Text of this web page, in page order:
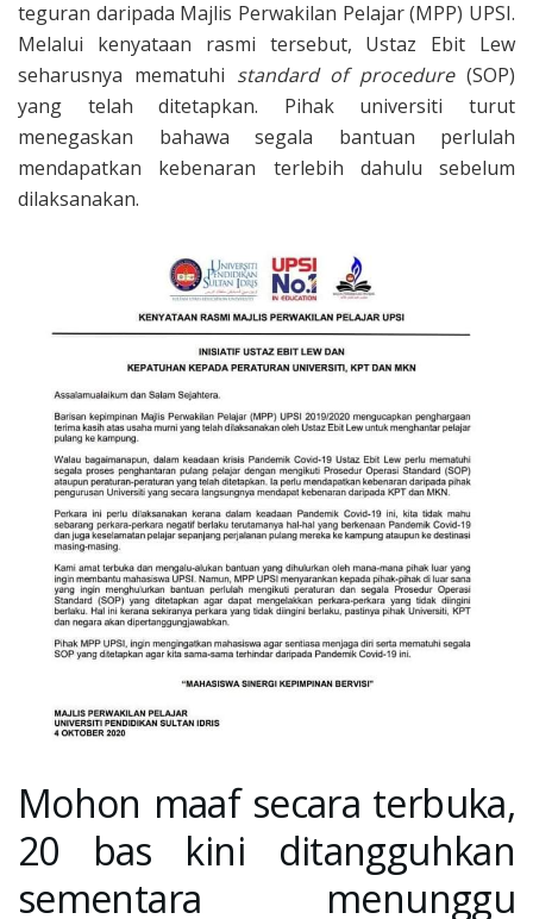
teguran daripada Majlis Perwakilan Pelajar (MPP) UPSI.
Melalui kenyataan rasmi tersebut, Ustaz Ebit Lew
seharusnya mematuhi standard of procedure(SOP)
yang telah ditetapkan. Pihak universiti turut
menegaskan bahawa segala bantuan perlulah
mendapatkan kebenaran terlebih dahulu sebelum
dilaksanakan.
Mohon maaf secara terbuka,
20 bas kini ditangguhkan
sementara menunggu